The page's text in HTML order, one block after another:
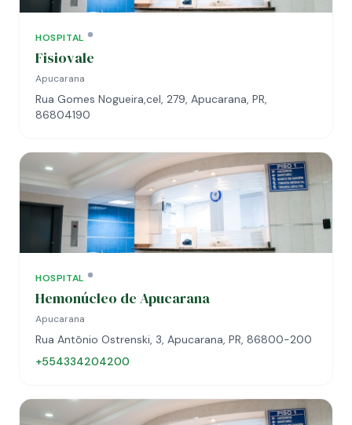
HOSPITAL
Fisiovale
Apucarana
Rua Gomes Nogueira,cel, 279, Apucarana, PR,
86804190
HOSPITAL
Hemonúcleo de Apucarana
Apucarana
Rua Antônio Ostrenski, 3, Apucarana, PR, 86800-200
+554334204200